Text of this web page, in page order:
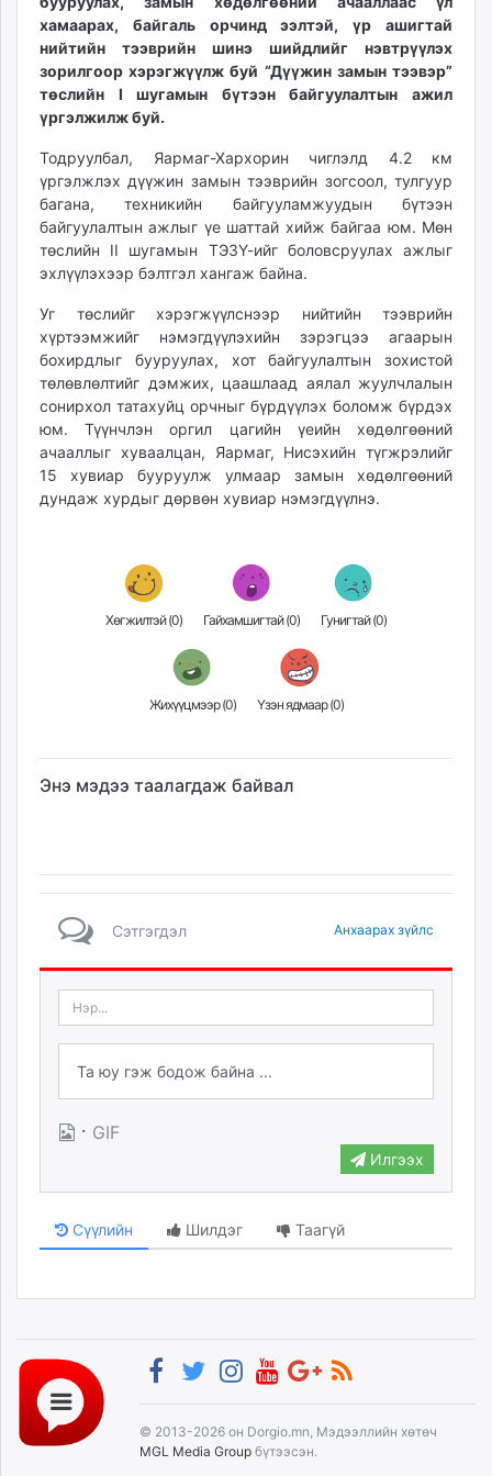
unuudur.mn
isee.mn
mglradio.com
fact.mn
itoim.mn
tumen.mn
shuum.mn
times.mn
tvmongolia.mn
mass.mn
assa.mn
toim.mn
tac.mn
paparazzi.mn
unread.today
хамаарах, байгаль орчинд ээлтэй, үр ашигтай
нийтийн тээврийн шинэ шийдлийг нэвтрүүлэх
зорилгоор хэрэгжүүлж буй “Дүүжин замын тээвэр”
төслийн I шугамын бүтээн байгуулалтын ажил
үргэлжилж буй.
Тодруулбал, Яармаг-Хархорин чиглэлд 4.2 км
үргэлжлэх дүүжин замын тээврийн зогсоол, тулгуур
багана, техникийн байгууламжуудын бүтээн
байгуулалтын ажлыг үе шаттай хийж байгаа юм. Мөн
төслийн II шугамын ТЭЗҮ-ийг боловсруулах ажлыг
эхлүүлэхээр бэлтгэл хангаж байна.
Уг төслийг хэрэгжүүлснээр нийтийн тээврийн
хүртээмжийг нэмэгдүүлэхийн зэрэгцээ агаарын
бохирдлыг бууруулах, хот байгуулалтын зохистой
төлөвлөлтийг дэмжих, цаашлаад аялал жуулчлалын
сонирхол татахуйц орчныг бүрдүүлэх боломж бүрдэх
юм. Түүнчлэн оргил цагийн үеийн хөдөлгөөний
ачааллыг хуваалцан, Яармаг, Нисэхийн түгжрэлийг
15 хувиар бууруулж улмаар замын хөдөлгөөний
дундаж хурдыг дөрвөн хувиар нэмэгдүүлнэ.
Хөгжилтэй (0) Гайхамшигтай (0) Гунигтай (0)
Жихүүцмээр (0) Үзэн ядмаар (0)
Энэ мэдээ таалагдаж байвал
Сэтгэгдэл Анхаарах зүйлс
· GIF
Илгээх
Сүүлийн Шилдэг Таагүй
© 2013-2026 он Dorgio.mn, Мэдээллийн хөтөч
MGL Media Group бүтээсэн.